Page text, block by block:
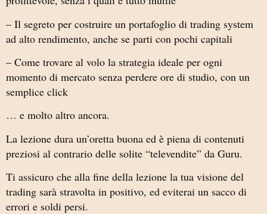
– Il segreto per costruire un portafoglio di trading system
ad alto rendimento, anche se parti con pochi capitali
– Come trovare al volo la strategia ideale per ogni
momento di mercato senza perdere ore di studio, con un
semplice click
… e molto altro ancora.
La lezione dura un’oretta buona ed è piena di contenuti
preziosi al contrario delle solite “televendite” da Guru.
Ti assicuro che alla fine della lezione la tua visione del
trading sarà stravolta in positivo, ed eviterai un sacco di
errori e soldi persi.